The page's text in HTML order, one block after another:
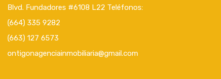
Blvd. Fundadores #6108 L22 Teléfonos:
(664) 335 9282
(663) 127 6573
ontigonagenciainmobiliaria@gmail.com